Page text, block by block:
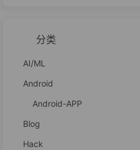
分类
AI/ML
Android
Android-APP
Blog
Hack